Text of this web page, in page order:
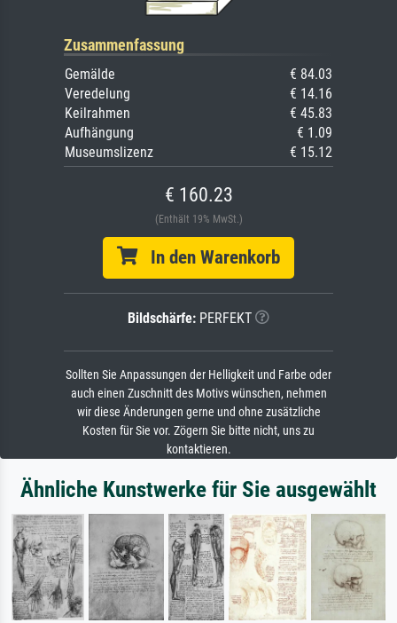
Zusammenfassung
Gemälde
€ 84.03
Veredelung
€ 14.16
Keilrahmen
€ 45.83
Aufhängung
€ 1.09
Museumslizenz
€ 15.12
€ 160.23
(Enthält 19% MwSt.)
In den Warenkorb
Bildschärfe: PERFEKT
Sollten Sie Anpassungen der Helligkeit und Farbe oder
auch einen Zuschnitt des Motivs wünschen, nehmen
wir diese Änderungen gerne und ohne zusätzliche
Kosten für Sie vor. Zögern Sie bitte nicht, uns zu
kontaktieren.
Ähnliche Kunstwerke für Sie ausgewählt